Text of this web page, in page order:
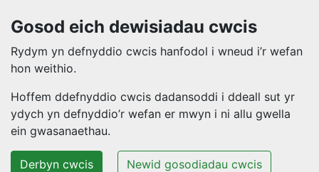
Gosod eich dewisiadau cwcis
Rydym yn defnyddio cwcis hanfodol i wneud i’r wefan
hon weithio.
Hoffem ddefnyddio cwcis dadansoddi i ddeall sut yr
ydych yn defnyddio’r wefan er mwyn i ni allu gwella
ein gwasanaethau.
Derbyn cwcis Newid gosodiadau cwcis